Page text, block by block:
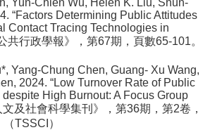
“Factors Determining Public Attitudes
Contact Tracing Technologies in
共行政學報》 ， 第67期，頁數65-101。
Yang-Chung Chen, Guang- Xu Wang,
2024. “Low Turnover Rate of Public
High Burnout: A Focus Group
文及社會科學集刊》，第36期，第2卷，
TSSCI）